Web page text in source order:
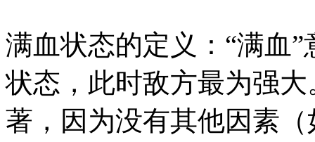
满血状态的定义：“满血
状态，此时敌方最为强
著，因为没有其他因素